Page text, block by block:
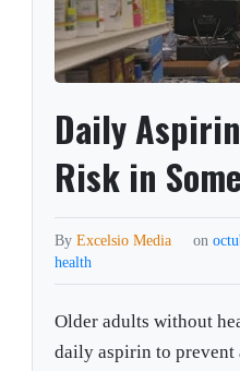
Daily
Risk in
ByExcelsio Media on
health
Older adults without
daily aspirin to prevent